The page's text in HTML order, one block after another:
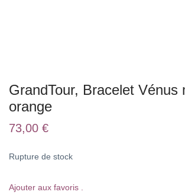
GrandTour, Bracelet Vénus
orange
73,00 €
Rupture de stock
Ajouter aux favoris .